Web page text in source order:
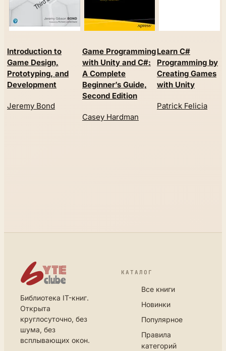
Introduction to
Game Design,
Prototyping, and
Development
Jeremy Bond
Game Programming
with Unity and C#:
A Complete
Beginner’s Guide,
Second Edition
Casey Hardman
Learn C#
Programming by
Creating Games
with Unity
Patrick Felicia
Библиотека IT-книг.
Открыта
круглосуточно, без
шума, без
всплывающих окон.
КАТАЛОГ
Все книги
Новинки
Популярное
Правила
категорий